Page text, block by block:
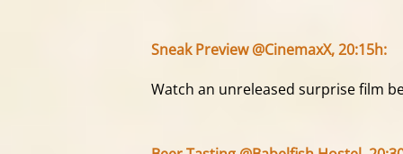
Sneak Preview @CinemaxX, 20:15h:
Watch an unreleased surprise film